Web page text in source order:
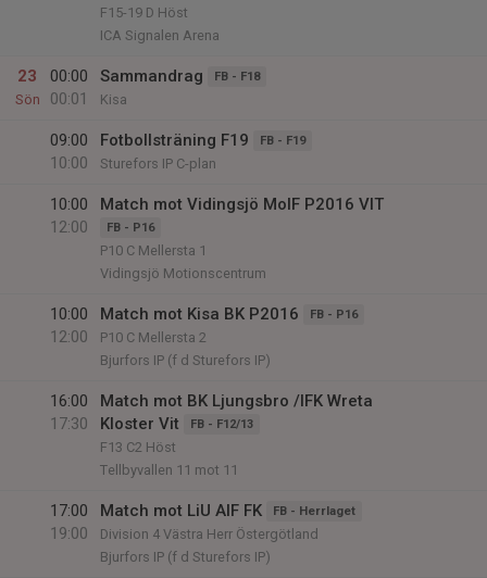
F15-19 D Höst
ICA Signalen Arena
23
Sön
00:00
00:01
Sammandrag FB - F18
Kisa
09:00
10:00
Fotbollsträning F19 FB - F19
Sturefors IP C-plan
10:00
12:00
Match mot Vidingsjö MoIF P2016 VIT
FB - P16
P10 C Mellersta 1
Vidingsjö Motionscentrum
10:00
12:00
Match mot Kisa BK P2016 FB - P16
P10 C Mellersta 2
Bjurfors IP (f d Sturefors IP)
16:00
17:30
Match mot BK Ljungsbro /IFK Wreta
Kloster Vit
FB - F12/13
F13 C2 Höst
Tellbyvallen 11 mot 11
17:00
19:00
Match mot LiU AIF FK FB - Herrlaget
Division 4 Västra Herr Östergötland
Bjurfors IP (f d Sturefors IP)